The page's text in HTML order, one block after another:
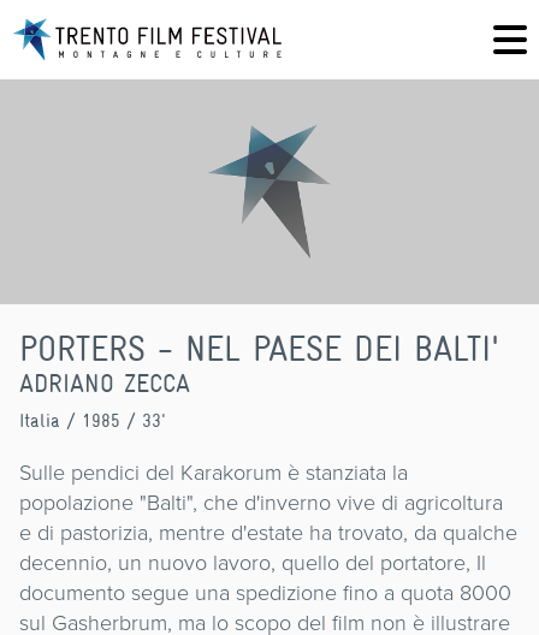
PORTERS - NEL PAESE DEI BALTI'
ADRIANO ZECCA
Italia / 1985 / 33'
Sulle pendici del Karakorum è stanziata la
popolazione "Balti", che d'inverno vive di agricoltura
e di pastorizia, mentre d'estate ha trovato, da qualche
decennio, un nuovo lavoro, quello del portatore, Il
documento segue una spedizione fino a quota 8000
sul Gasherbrum, ma lo scopo del film non è illustrare